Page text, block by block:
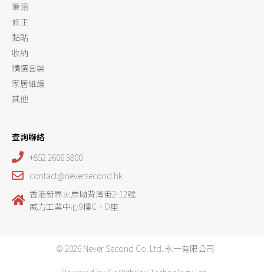
筆類
修正
黏貼
收納
精選套裝
家居維護
其他
查詢聯絡
+852 2606 3800
contact@neversecond.hk
香港新界火炭坳背灣街2-12號
威力工業中心9樓C、D座
© 2026 Never Second Co. Ltd. 永一有限公司